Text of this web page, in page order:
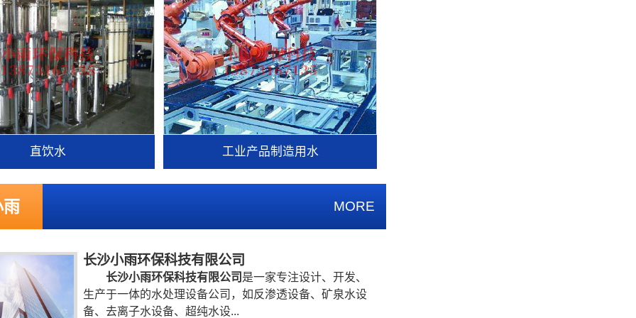
直饮水 工业产品制造用水
雨 MORE
长沙小雨环保科技有限公司
长沙小雨环保科技有限公司 是一家专注设计、开发、
生产于一体的水处理设备公司，如反渗透设备、矿泉水设
备、去离子水设备、超纯水设...